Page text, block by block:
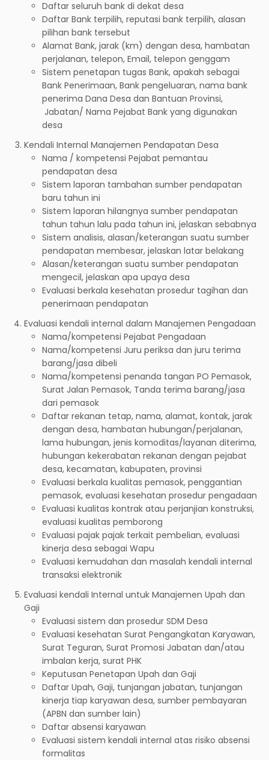
Daftar seluruh bank di dekat desa
Daftar Bank terpilih, reputasi bank terpilih, alasan
pilihan bank tersebut
Alamat Bank, jarak (km) dengan desa, hambatan
perjalanan, telepon, Email, telepon genggam
Sistem penetapan tugas Bank, apakah sebagai
Bank Penerimaan, Bank pengeluaran, nama bank
penerima Dana Desa dan Bantuan Provinsi,
Jabatan/ Nama Pejabat Bank yang digunakan
desa
Kendali Internal Manajemen Pendapatan Desa
Nama / kompetensi Pejabat pemantau
pendapatan desa
Sistem laporan tambahan sumber pendapatan
baru tahun ini
Sistem laporan hilangnya sumber pendapatan
tahun tahun lalu pada tahun ini, jelaskan sebabnya
Sistem analisis, alasan/keterangan suatu sumber
pendapatan membesar, jelaskan latar belakang
Alasan/keterangan suatu sumber pendapatan
mengecil, jelaskan apa upaya desa
Evaluasi berkala kesehatan prosedur tagihan dan
penerimaan pendapatan
Evaluasi kendali internal dalam Manajemen Pengadaan
Nama/kompetensi Pejabat Pengadaan
Nama/kompetensi Juru periksa dan juru terima
barang/jasa dibeli
Nama/kompetensi penanda tangan PO Pemasok,
Surat Jalan Pemasok, Tanda terima barang/jasa
dari pemasok
Daftar rekanan tetap, nama, alamat, kontak, jarak
dengan desa, hambatan hubungan/perjalanan,
lama hubungan, jenis komoditas/layanan diterima,
hubungan kekerabatan rekanan dengan pejabat
desa, kecamatan, kabupaten, provinsi
Evaluasi berkala kualitas pemasok, penggantian
pemasok, evaluasi kesehatan prosedur pengadaan
Evaluasi kualitas kontrak atau perjanjian konstruksi,
evaluasi kualitas pemborong
Evaluasi pajak pajak terkait pembelian, evaluasi
kinerja desa sebagai Wapu
Evaluasi kemudahan dan masalah kendali internal
transaksi elektronik
Evaluasi kendali Internal untuk Manajemen Upah dan
Gaji
Evaluasi sistem dan prosedur SDM Desa
Evaluasi kesehatan Surat Pengangkatan Karyawan,
Surat Teguran, Surat Promosi Jabatan dan/atau
imbalan kerja, surat PHK
Keputusan Penetapan Upah dan Gaji
Daftar Upah, Gaji, tunjangan jabatan, tunjangan
kinerja tiap karyawan desa, sumber pembayaran
(APBN dan sumber lain)
Daftar absensi karyawan
Evaluasi sistem kendali internal atas risiko absensi
formalitas